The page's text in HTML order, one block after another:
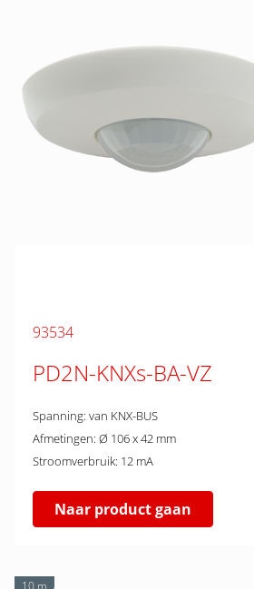
93534
PD2N-KNXs-BA-VZ
Spanning: van KNX-BUS
Afmetingen: Ø 106 x 42 mm
Stroomverbruik: 12 mA
Naar product gaan
10 m